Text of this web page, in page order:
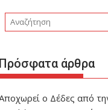
Πρόσφατα άρθρα
ο Δέδες από